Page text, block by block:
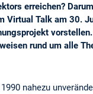
erreichen?
Talk am 30.
rund um alle
nahezu